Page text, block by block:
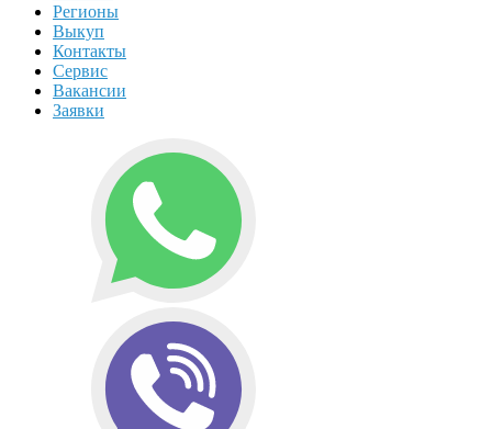
Регионы
Выкуп
Контакты
Сервис
Вакансии
Заявки